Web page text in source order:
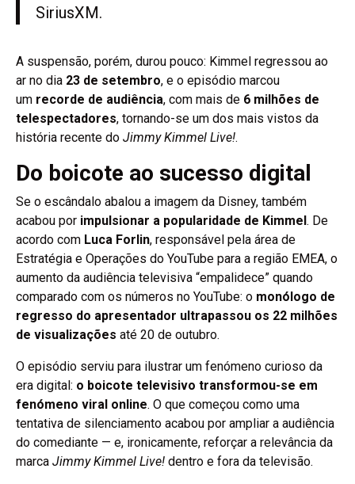
SiriusXM.
A suspensão, porém, durou pouco: Kimmel regressou ao
ar no dia 23 de setembro, e o episódio marcou
um recorde de audiência, com mais de 6 milhões de
telespectadores, tornando-se um dos mais vistos da
história recente do Jimmy Kimmel Live!.
Do boicote ao sucesso digital
Se o escândalo abalou a imagem da Disney, também
acabou por impulsionar a popularidade de Kimmel . De
acordo com Luca Forlin, responsável pela área de
Estratégia e Operações do YouTube para a região EMEA, o
aumento da audiência televisiva “empalidece” quando
comparado com os números no YouTube: o monólogo de
regresso do apresentador ultrapassou os 22 milhões
de visualizações até 20 de outubro.
O episódio serviu para ilustrar um fenómeno curioso da
era digital: o boicote televisivo transformou-se em
fenómeno viral online. O que começou como uma
tentativa de silenciamento acabou por ampliar a audiência
do comediante — e, ironicamente, reforçar a relevância da
marca Jimmy Kimmel Live! dentro e fora da televisão.